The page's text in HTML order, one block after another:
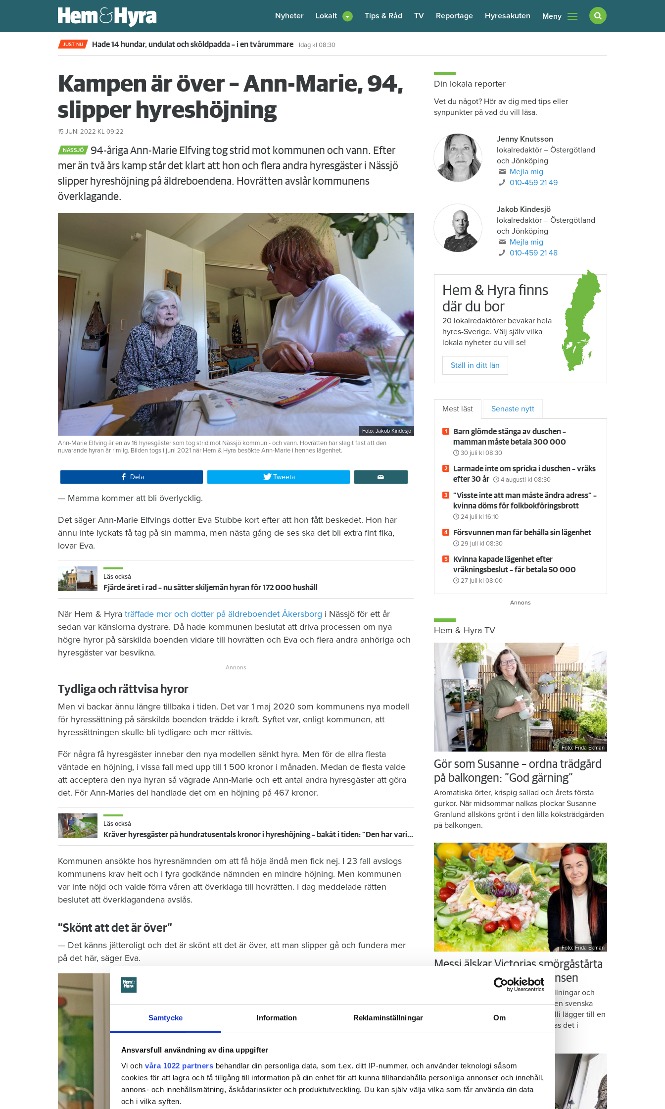
Samtycke Information Reklaminställningar Om
Ansvarsfull användning av dina uppgifter
Vi och våra 1022 partners behandlar din personliga data, som t.ex. ditt IP-nummer, och använder teknologi såsom
cookies för att lagra och få tillgång till information på din enhet för att kunna tillhandahålla personliga annonser och innehåll,
annons- och innehållsmätning, åskådarinsikter och produktutveckling. Du kan själv välja vilka som får använda din data
och i vilka syften.
Nyheter Lokalt Tips & Råd TV Reportage Hyresakuten Meny
JUST NU Kompisdealen blev verklighet – 40 år senare: "Flera fina fördelar med att dela bostad"
Kampen är över – Ann-Marie, 94,
slipper hyreshöjning
15 JUNI 2022 KL 09:22
NÄSSJÖ
mer än två års kamp står det klart att hon och flera andra hyresgäster i Nässjö
slipper hyreshöjning på äldreboendena. Hovrätten avslår kommunens
överklagande.
Foto: Jakob Kindesjö
Ann-Marie Elfving är en av 16 hyresgäster som tog strid mot Nässjö kommun - och vann. Hovrätten har slagit fast att den
nuvarande hyran är rimlig. Bilden togs i juni 2021 när Hem & Hyra besökte Ann-Marie i hennes lägenhet.
Dela Tweeta
— Mamma kommer att bli överlycklig.
Det säger Ann-Marie Elfvings dotter Eva Stubbe kort efter att hon fått beskedet. Hon har
ännu inte lyckats få tag på sin mamma, men nästa gång de ses ska det bli extra fint fika,
lovar Eva.
Läs också
Fjärde året i rad – nu sätter skiljemän hyran för 172 000 hushåll
När Hem & Hyra träffade mor och dotter på äldreboendet Åkersborg i Nässjö för ett år
sedan var känslorna dystrare. Då hade kommunen beslutat att driva processen om nya
högre hyror på särskilda boenden vidare till hovrätten och Eva och flera andra anhöriga och
hyresgäster var besvikna.
Tydliga och rättvisa hyror
Men vi backar ännu längre tillbaka i tiden. Det var 1 maj 2020 som kommunens nya modell
för hyressättning på särskilda boenden trädde i kraft. Syftet var, enligt kommunen, att
hyressättningen skulle bli tydligare och mer rättvis.
För några få hyresgäster innebar den nya modellen sänkt hyra. Men för de allra flesta
väntade en höjning, i vissa fall med upp till 1 500 kronor i månaden. Medan de flesta valde
att acceptera den nya hyran så vägrade Ann-Marie och ett antal andra hyresgäster att göra
det. För Ann-Maries del handlade det om en höjning på 467 kronor.
Läs också
Kräver hyresgäster på hundratusentals kronor i hyreshöjning – bakåt i tiden: "Den har varit orimligt låg i många år"
Kommunen ansökte hos hyresnämnden om att få höja ändå men fick nej. I 23 fall avslogs
kommunens krav helt och i fyra godkände nämnden en mindre höjning. Men kommunen
var inte nöjd och valde förra våren att överklaga till hovrätten. I dag meddelade rätten
beslutet att överklagandena avslås.
”Skönt att det är över”
— Det känns jätteroligt och det är skönt att det är över, att man slipper gå och fundera mer
på det här, säger Eva.
Din lokala reporter
Vet du något? Hör av dig med tips eller
synpunkter på vad du vill läsa.
Jenny Knutsson
lokalredaktör– Östergötland
och Jönköping
Mejla mig
010-459 21 49
Jakob Kindesjö
lokalredaktör– Östergötland
och Jönköping
Mejla mig
010-459 21 48
Hem & Hyra finns
där du bor
20 lokalredaktörer bevakar hela
hyres-Sverige. Välj själv vilka
lokala nyheter du vill se!
Ställ in ditt län
Mest läst Senaste nytt
Barn glömde stänga av duschen –
mamman måste betala 300 000
30 juli kl 08:30
Larmade inte om spricka i duschen – vräks
efter 30 år
4 augusti kl 08:30
”Visste inte att man måste ändra adress” –
kvinna döms för folkbokföringsbrott
24 juli kl 16:10
Försvunnen man får behålla sin lägenhet
29 juli kl 08:30
Kvinna kapade lägenhet efter
vräkningsbeslut – får betala 50 000
27 juli kl 08:00
Hem & Hyra TV
Foto: Frida Ekman
Gör som Susanne – ordna trädgård
på balkongen: ”God gärning”
Aromatiska örter, krispig sallad och årets första
gurkor. När midsommar nalkas plockar Susanne
Granlund allsköns grönt i den lilla köksträdgården
på balkongen.
Foto: Frida Ekman
Messi älskar Victorias smörgåstårta
– trots den galna ingrediensen
Formbrödsskivor i rader, krämiga fyllningar och
krispiga grönsaker. Det är basen i den svenska
klassikern smörgåstårta. Victoria Lalli lägger till en
specialingrediens – och ändå vattnas det i
munnen på självaste Messi.